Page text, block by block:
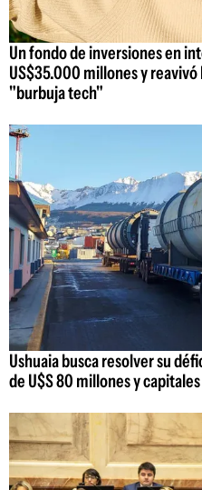
Un fondo de inversiones en
US$35.000 millones y
"burbuja tech"
Ushuaia busca resolver su
de U$S 80 millones y